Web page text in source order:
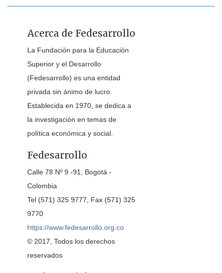
Acerca de Fedesarrollo
La Fundación para la Educación
Superior y el Desarrollo
(Fedesarrollo) es una entidad
privada sin ánimo de lucro.
Establecida en 1970, se dedica a
la investigación en temas de
política económica y social.
Fedesarrollo
Calle 78 Nº 9 -91, Bogotá -
Colombia
Tel (571) 325 9777, Fax (571) 325
9770
https://www.fedesarrollo.org.co
© 2017, Todos los derechos
reservados